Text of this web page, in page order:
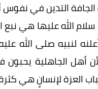
الجافة التدين في
سلام الله عليها هي نبع
لنبيه صلى الله
أهل الجاهلية يحبون
العزة لإنسانٍ هي